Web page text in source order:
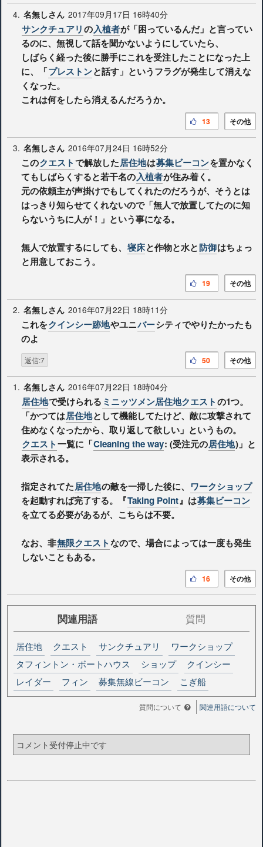
4. 名無しさん 2017年09月17日 16時40分
サンクチュアリの入植者が「困っているんだ」と言ってい
るのに、無視して話を聞かないようにしていたら、
しばらく経った後に勝手にこれを受注したことになった上
に、「プレストンと話す」というフラグが発生して消えな
くなった。
これは何をしたら消えるんだろうか。
その他
13
3. 名無しさん 2016年07月24日 16時52分
このクエストで解放した居住地は募集ビーコンを置かなく
てもしばらくすると若干名の入植者が住み着く。
元の依頼主が声掛けでもしてくれたのだろうが、そうとは
はっきり知らせてくれないので「無人で放置してたのに知
らないうちに人が！」という事になる。
無人で放置するにしても、 寝床と作物と水と防御はちょっ
と用意しておこう。
その他
19
2. 名無しさん 2016年07月22日 18時11分
これをクインシー跡地やユニバーシティでやりたかったも
のよ
返信:7 その他
50
1. 名無しさん 2016年07月22日 18時04分
居住地で受けられる ミニッツメン居住地クエストの1つ。
「かつては居住地として機能してたけど、敵に攻撃されて
住めなくなったから、取り返して欲しい」というもの。
クエスト一覧に「Cleaning the way: (受注元の居住地)」と
表示される。
指定されてた居住地の敵を一掃した後に、 ワークショップ
を起動すれば完了する。『Taking Point』は募集ビーコン
を立てる必要があるが、こちらは不要。
なお、非無限クエストなので、場合によっては一度も発生
しないこともある。
その他
16
関連用語 質問
居住地 クエスト サンクチュアリ
ワークショップ
タフィントン・ボートハウス
ショップ
クインシー
レイダー
フィン 募集無線ビーコン こぎ船
関連用語について
質問について
コメント受付停止中です